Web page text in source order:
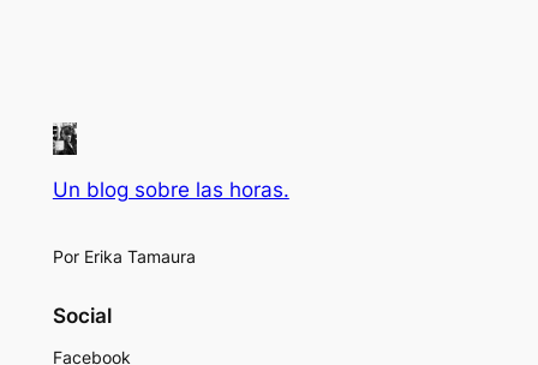
Un blog sobre las horas.
Por Erika Tamaura
Social
Facebook